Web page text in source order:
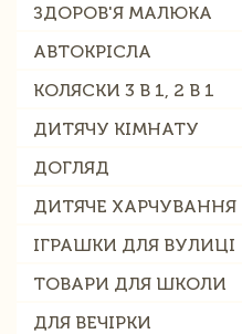
ЗДОРОВ'Я МАЛЮКА
АВТОКРІСЛА
КОЛЯСКИ 3 В 1, 2 В 1
ДИТЯЧУ КІМНАТУ
ДОГЛЯД
ДИТЯЧЕ ХАРЧУВАННЯ
ІГРАШКИ ДЛЯ ВУЛИЦІ
ТОВАРИ ДЛЯ ШКОЛИ
ДЛЯ ВЕЧІРКИ